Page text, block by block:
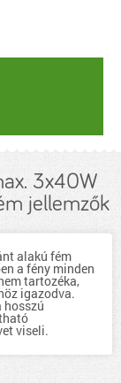
3x40W
jellemzők
alakú fém
a fény minden
tartozéka,
igazodva.
hosszú
viseli.